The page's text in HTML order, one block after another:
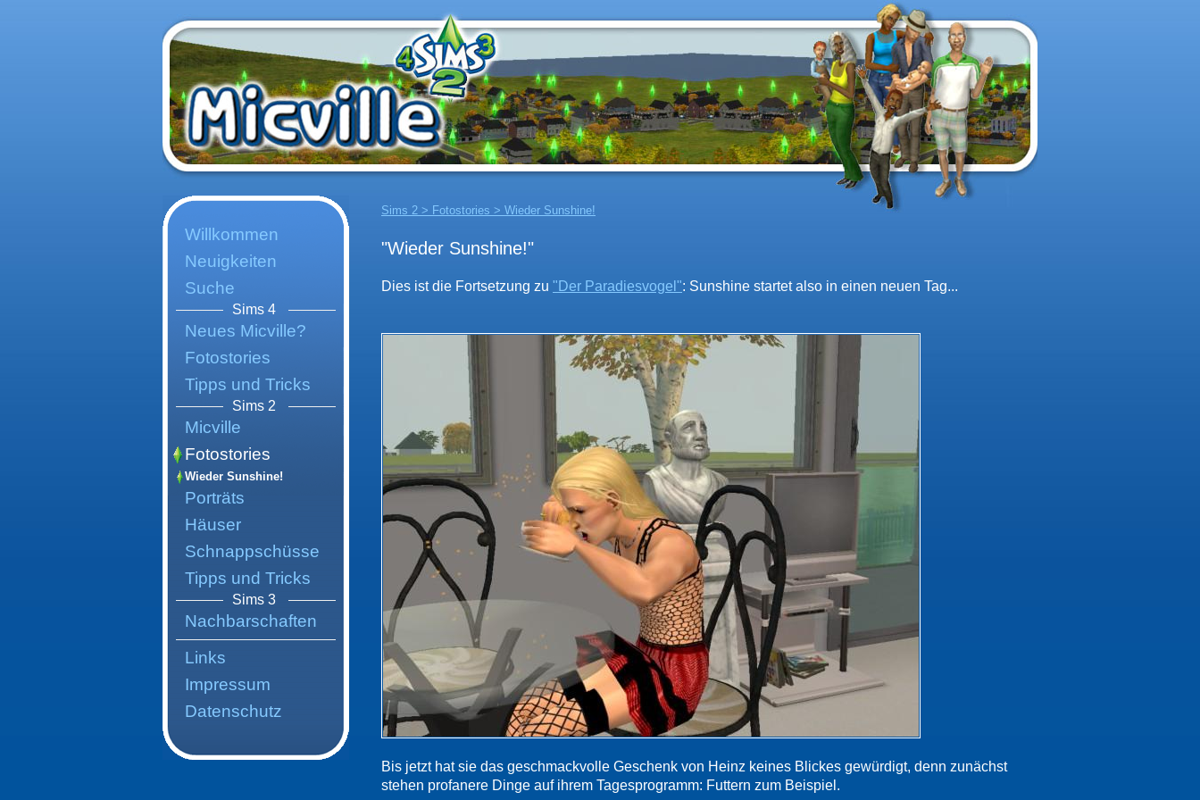
Sims 2 > Fotostories > Wieder Sunshine!
Willkommen
Neuigkeiten
Suche
Sims 4
Neues Micville?
Fotostories
Tipps und Tricks
Sims 2
Micville
Fotostories
Wieder Sunshine!
Porträts
Häuser
Schnappschüsse
Tipps und Tricks
Sims 3
Nachbarschaften
Links
Impressum
Datenschutz
"Wieder Sunshine!"
Dies ist die Fortsetzung zu "Der Paradiesvogel": Sunshine startet also in einen neuen Tag...
Bis jetzt hat sie das geschmackvolle Geschenk von Heinz keines Blickes gewürdigt, denn zunächst
stehen profanere Dinge auf ihrem Tagesprogramm: Futtern zum Beispiel.